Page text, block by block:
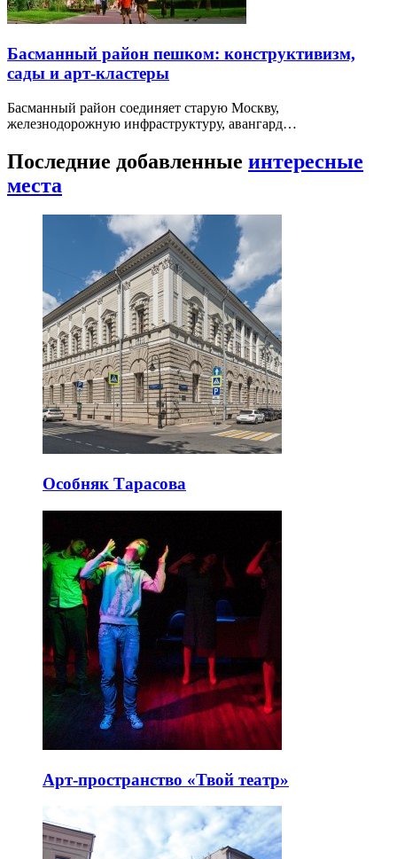
Басманный район пешком: конструктивизм,
сады и арт-кластеры
Басманный район соединяет старую Москву,
железнодорожную инфраструктуру, авангард…
Последние добавленные интересные
места
Особняк Тарасова
Арт-пространство «Твой театр»